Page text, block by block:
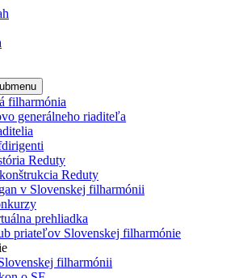
filharmónia
generálneho riaditeľa
Reduty
Reduty
v Slovenskej filharmónii
prehliadka
priateľov Slovenskej filharmónie
filharmónii